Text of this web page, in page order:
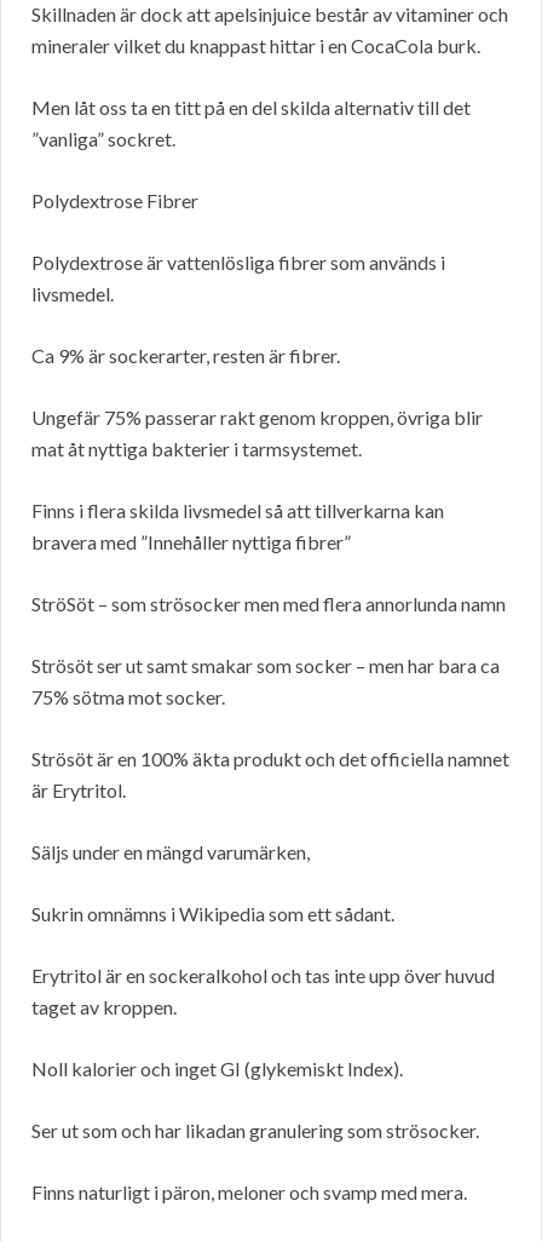
Skillnaden är dock att apelsinjuice består av vitaminer och
mineraler vilket du knappast hittar i en CocaCola burk.
Men låt oss ta en titt på en del skilda alternativ till det
”vanliga” sockret.
Polydextrose Fibrer
Polydextrose är vattenlösliga fibrer som används i
livsmedel.
Ca 9% är sockerarter, resten är fibrer.
Ungefär 75% passerar rakt genom kroppen, övriga blir
mat åt nyttiga bakterier i tarmsystemet.
Finns i flera skilda livsmedel så att tillverkarna kan
bravera med ”Innehåller nyttiga fibrer”
StröSöt – som strösocker men med flera annorlunda namn
Strösöt ser ut samt smakar som socker – men har bara ca
75% sötma mot socker.
Strösöt är en 100% äkta produkt och det officiella namnet
är Erytritol.
Säljs under en mängd varumärken,
Sukrin omnämns i Wikipedia som ett sådant.
Erytritol är en sockeralkohol och tas inte upp över huvud
taget av kroppen.
Noll kalorier och inget GI (glykemiskt Index).
Ser ut som och har likadan granulering som strösocker.
Finns naturligt i päron, meloner och svamp med mera.